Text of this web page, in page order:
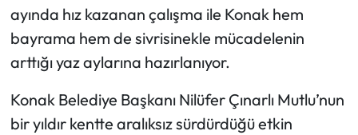
ayında hız kazanan çalışma ile Konak hem
bayrama hem de sivrisinekle mücadelenin
arttığı yaz aylarına hazırlanıyor.
Konak Belediye Başkanı Nilüfer Çınarlı Mutlu’nun
bir yıldır kentte aralıksız sürdürdüğü etkin